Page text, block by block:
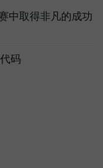
中取得非凡的成功
码